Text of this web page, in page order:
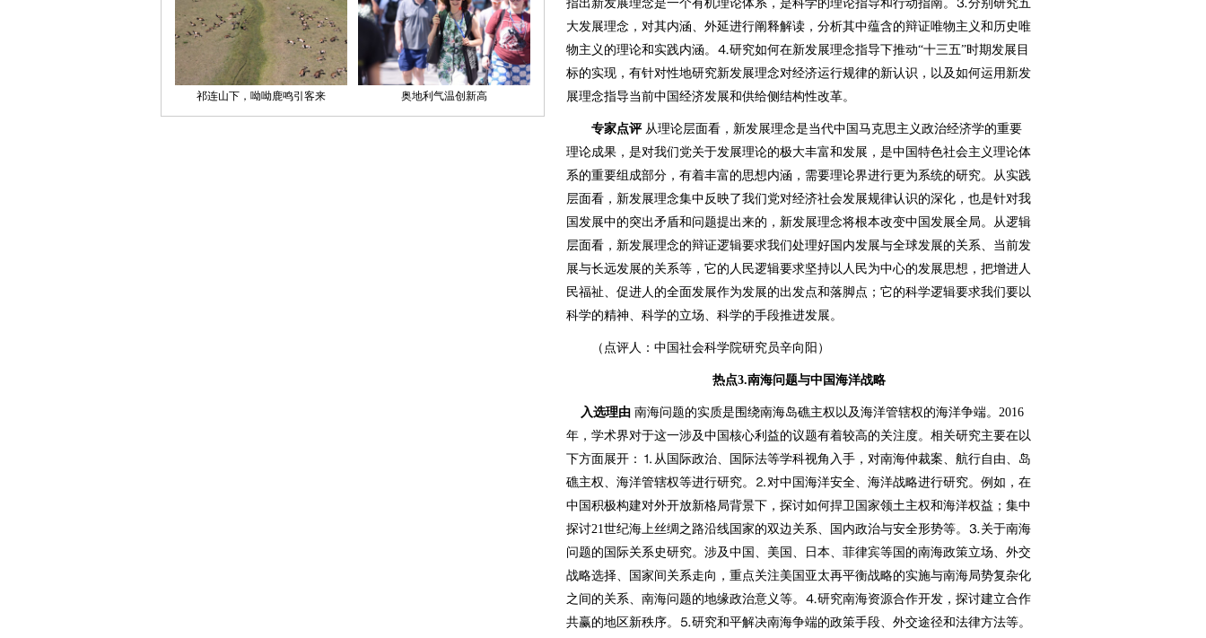
指出新发展理念是一个有机理论体系，是科学的理论指导和行动指南。⒊分别研究五
大发展理念，对其内涵、外延进行阐释解读，分析其中蕴含的辩证唯物主义和历史唯
物主义的理论和实践内涵。⒋研究如何在新发展理念指导下推动“十三五”时期发展目
标的实现，有针对性地研究新发展理念对经济运行规律的新认识，以及如何运用新发
展理念指导当前中国经济发展和供给侧结构性改革。
专家点评从理论层面看，新发展理念是当代中国马克思主义政治经济学的重要
理论成果，是对我们党关于发展理论的极大丰富和发展，是中国特色社会主义理论体
系的重要组成部分，有着丰富的思想内涵，需要理论界进行更为系统的研究。从实践
层面看，新发展理念集中反映了我们党对经济社会发展规律认识的深化，也是针对我
国发展中的突出矛盾和问题提出来的，新发展理念将根本改变中国发展全局。从逻辑
层面看，新发展理念的辩证逻辑要求我们处理好国内发展与全球发展的关系、当前发
展与长远发展的关系等，它的人民逻辑要求坚持以人民为中心的发展思想，把增进人
民福祉、促进人的全面发展作为发展的出发点和落脚点；它的科学逻辑要求我们要以
科学的精神、科学的立场、科学的手段推进发展。
（点评人：中国社会科学院研究员辛向阳）
热点3.南海问题与中国海洋战略
入选理由南海问题的实质是围绕南海岛礁主权以及海洋管辖权的海洋争端。2016
年，学术界对于这一涉及中国核心利益的议题有着较高的关注度。相关研究主要在以
下方面展开：⒈从国际政治、国际法等学科视角入手，对南海仲裁案、航行自由、岛
礁主权、海洋管辖权等进行研究。⒉对中国海洋安全、海洋战略进行研究。例如，在
中国积极构建对外开放新格局背景下，探讨如何捍卫国家领土主权和海洋权益；集中
探讨21世纪海上丝绸之路沿线国家的双边关系、国内政治与安全形势等。⒊关于南海
问题的国际关系史研究。涉及中国、美国、日本、菲律宾等国的南海政策立场、外交
战略选择、国家间关系走向，重点关注美国亚太再平衡战略的实施与南海局势复杂化
之间的关系、南海问题的地缘政治意义等。⒋研究南海资源合作开发，探讨建立合作
共赢的地区新秩序。⒌研究和平解决南海争端的政策手段、外交途径和法律方法等。